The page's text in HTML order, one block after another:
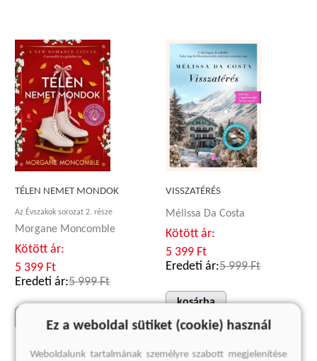
TÉLEN NEMET MONDOK
Az Évszakok sorozat 2. része
Morgane Moncomble
Kötött ár:
5 399 Ft
Eredeti ár:5 999 Ft
előrendelem
VISSZATÉRÉS
Mélissa Da Costa
Kötött ár:
5 399 Ft
Eredeti ár:5 999 Ft
kosárba
Ez a weboldal sütiket (cookie) használ
Weboldalunk tartalmának személyre szabott megjelenítése